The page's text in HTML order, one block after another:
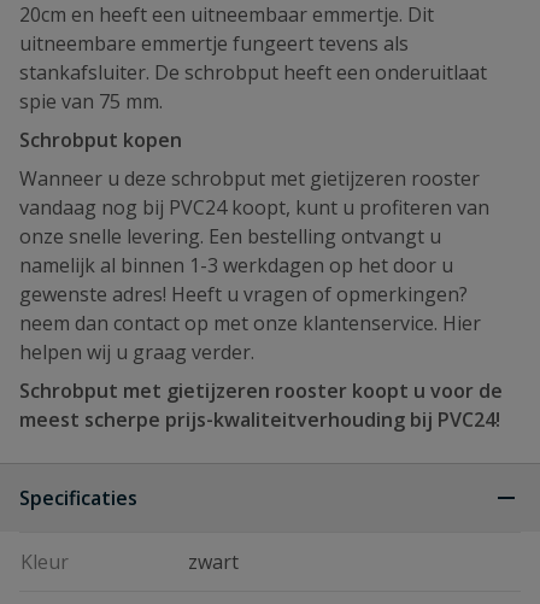
20cm en heeft een uitneembaar emmertje. Dit
uitneembare emmertje fungeert tevens als
stankafsluiter. De schrobput heeft een onderuitlaat
spie van 75 mm.
Schrobput kopen
Wanneer u deze schrobput met gietijzeren rooster
vandaag nog bij PVC24 koopt, kunt u profiteren van
onze snelle levering. Een bestelling ontvangt u
namelijk al binnen 1-3 werkdagen op het door u
gewenste adres! Heeft u vragen of opmerkingen?
neem dan contact op met onze klantenservice. Hier
helpen wij u graag verder.
Schrobput met gietijzeren rooster koopt u voor de
meest scherpe prijs-kwaliteitverhouding bij PVC24!
Specificaties
Kleur zwart